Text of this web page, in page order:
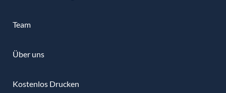
Team
Über uns
Kostenlos Drucken